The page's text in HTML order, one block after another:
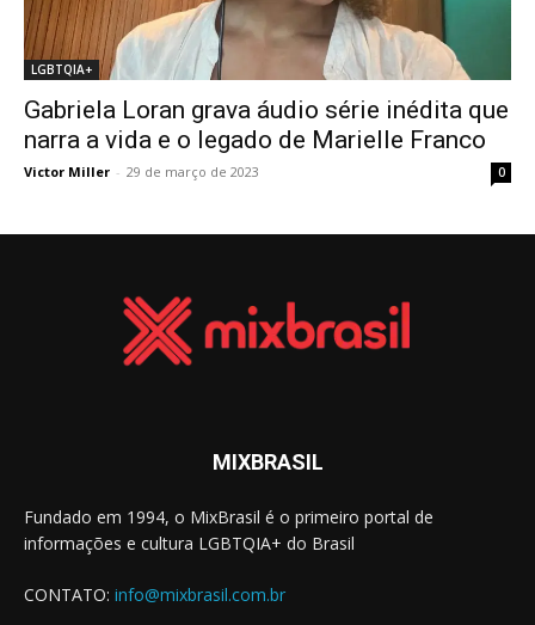
LGBTQIA+
Gabriela Loran grava áudio série inédita que
narra a vida e o legado de Marielle Franco
Victor Miller - 29 de março de 2023 0
MIXBRASIL
Fundado em 1994, o MixBrasil é o primeiro portal de
informações e cultura LGBTQIA+ do Brasil
CONTATO: info@mixbrasil.com.br